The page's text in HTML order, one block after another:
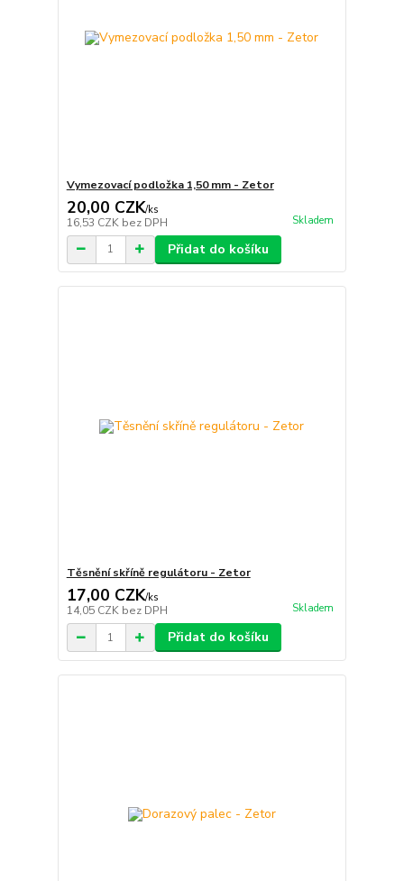
Vymezovací podložka 1,50 mm - Zetor
20,00 CZK/ks
16,53 CZK bez DPH Skladem
Přidat do košíku
Těsnění skříně regulátoru - Zetor
17,00 CZK/ks
14,05 CZK bez DPH Skladem
Přidat do košíku